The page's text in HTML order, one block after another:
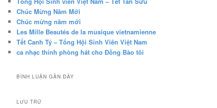
Chúc Mừng Năm Mới
Chúc mừng năm mới
Les Mille Beautés de la musique vietnamienne
Tết Canh Tý – Tổng Hội Sinh Viên Việt Nam
ca nhạc thính phòng hát cho Đồng Bào tôi
BÌNH LUẬN GẦN ĐÂY
LƯU TRỮ